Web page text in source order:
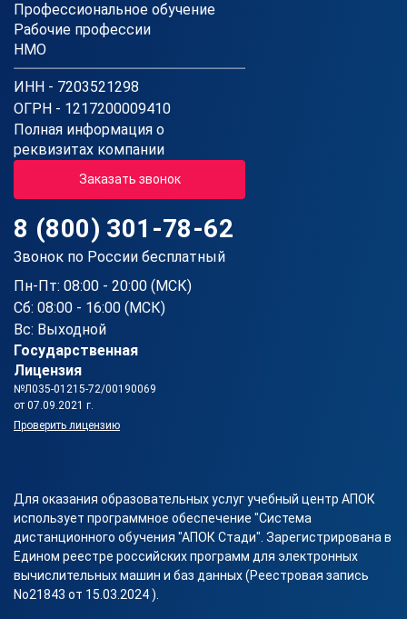
Профессиональное обучение
Рабочие профессии
НМО
ИНН - 7203521298
ОГРН - 1217200009410
Полная информация о
реквизитах компании
Заказать звонок
8 (800) 301-78-62
Звонок по России бесплатный
Пн-Пт: 08:00 - 20:00 (МСК)
Сб: 08:00 - 16:00 (МСК)
Вс: Выходной
Государственная
Лицензия
№Л035-01215-72/00190069
от 07.09.2021 г.
Проверить лицензию
Для оказания образовательных услуг учебный центр АПОК
использует программное обеспечение "Система
дистанционного обучения "АПОК Стади". Зарегистрирована в
Едином реестре российских программ для электронных
вычислительных машин и баз данных (Реестровая запись
No21843 от 15.03.2024 ).